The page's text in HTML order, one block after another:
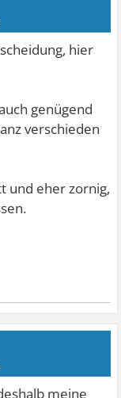
hier
genügend
verschieden
und eher zornig,
meine